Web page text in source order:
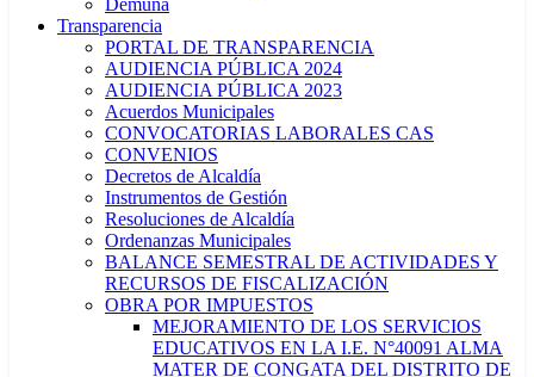
Demuna
Transparencia
PORTAL DE TRANSPARENCIA
AUDIENCIA PÚBLICA 2024
AUDIENCIA PÚBLICA 2023
Acuerdos Municipales
CONVOCATORIAS LABORALES CAS
CONVENIOS
Decretos de Alcaldía
Instrumentos de Gestión
Resoluciones de Alcaldía
Ordenanzas Municipales
BALANCE SEMESTRAL DE ACTIVIDADES Y
RECURSOS DE FISCALIZACIÓN
OBRA POR IMPUESTOS
MEJORAMIENTO DE LOS SERVICIOS
EDUCATIVOS EN LA I.E. N°40091 ALMA
MATER DE CONGATA DEL DISTRITO DE